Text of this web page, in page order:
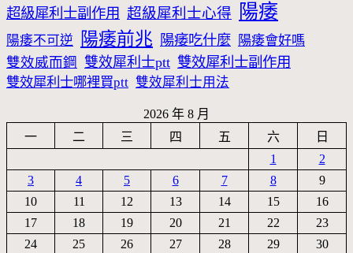
超級犀利士副作用 超級犀利士心得 陽痿
陽痿不可逆 陽痿前兆 陽痿吃什麼 陽痿會好嗎
雙效威而鋼 雙效犀利士ptt 雙效犀利士副作用
雙效犀利士哪裡買ptt 雙效犀利士用法
2026 年 8 月
一
二 三 四 五 六
日
1
2
3
4 5 6 7 8
9
10
11 12 13 14 15
16
17
18 19 20 21 22
23
24
25 26 27 28 29 30